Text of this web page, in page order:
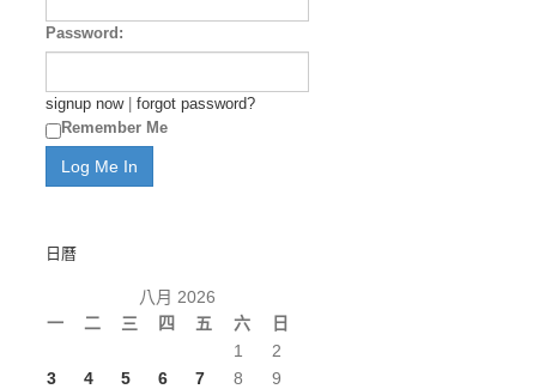
Password:
signup now| forgot password?
Remember Me
日曆
八月 2026
一
二 三 四 五 六 日
1
2
3
4 5 6 7 8
9